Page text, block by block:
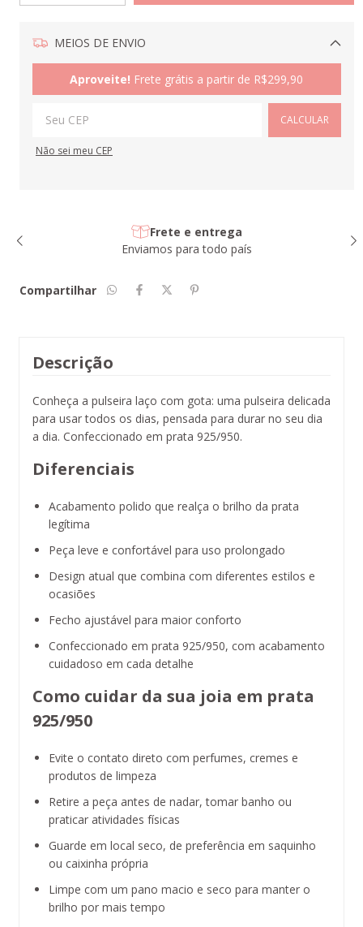
MEIOS DE ENVIO
Aproveite! Frete grátis a partir de R$299,90
CALCULAR
Não sei meu CEP
Frete e entrega
Enviamos para todo país
Compartilhar
Descrição
Conheça a pulseira laço com gota: uma pulseira delicada
para usar todos os dias, pensada para durar no seu dia
a dia. Confeccionado em prata 925/950.
Diferenciais
Acabamento polido que realça o brilho da prata
legítima
Peça leve e confortável para uso prolongado
Design atual que combina com diferentes estilos e
ocasiões
Fecho ajustável para maior conforto
Confeccionado em prata 925/950, com acabamento
cuidadoso em cada detalhe
Como cuidar da sua joia em prata
925/950
Evite o contato direto com perfumes, cremes e
produtos de limpeza
Retire a peça antes de nadar, tomar banho ou
praticar atividades físicas
Guarde em local seco, de preferência em saquinho
ou caixinha própria
Limpe com um pano macio e seco para manter o
brilho por mais tempo